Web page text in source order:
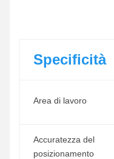
Specificità
Area di lavoro
Accuratezza del
posizionamento